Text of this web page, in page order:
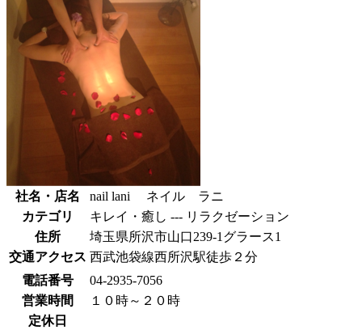
社名・店名
nail lani ネイル ラニ
カテゴリ
キレイ・癒し --- リラクゼーション
住所
埼玉県所沢市山口239-1グラース1
交通アクセス 西武池袋線西所沢駅徒歩２分
電話番号
04-2935-7056
営業時間
１０時～２０時
定休日